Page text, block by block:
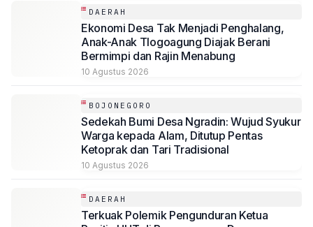
DAERAH
Ekonomi Desa Tak Menjadi Penghalang,
Anak-Anak Tlogoagung Diajak Berani
Bermimpi dan Rajin Menabung
10 Agustus 2026
BOJONEGORO
Sedekah Bumi Desa Ngradin: Wujud Syukur
Warga kepada Alam, Ditutup Pentas
Ketoprak dan Tari Tradisional
10 Agustus 2026
DAERAH
Terkuak Polemik Pengunduran Ketua